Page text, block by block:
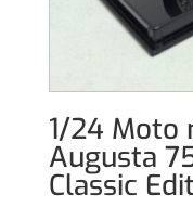
1/24 Moto
Augusta
Classic